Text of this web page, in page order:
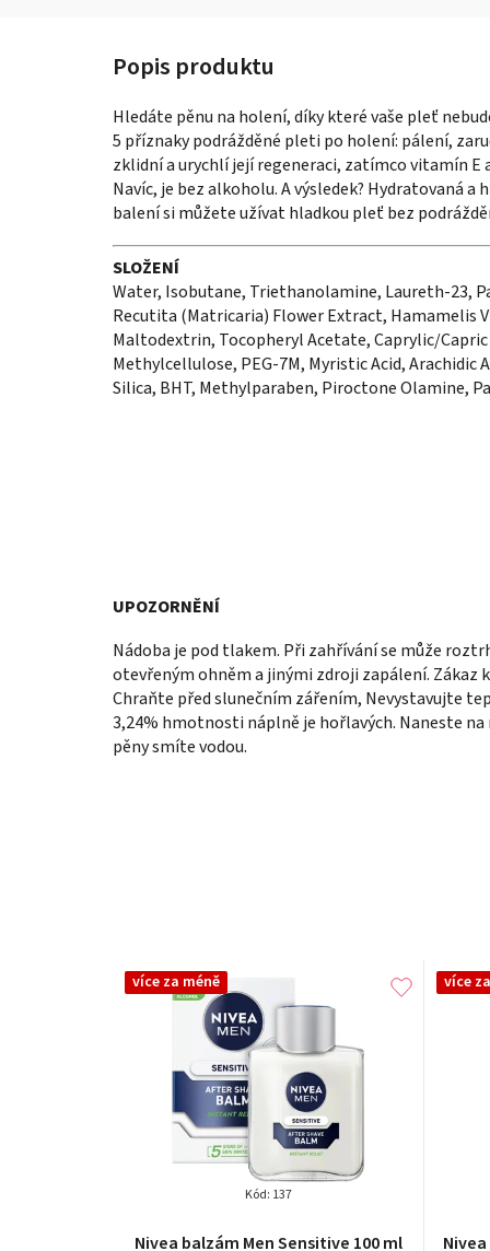
Hledáte pěnu na holení, díky které vaše pleť
5 příznaky podrážděné pleti po holení: pálení,
zklidní a urychlí její regeneraci, zatímco vitamín
Navíc, je bez alkoholu. A výsledek? Hydratovaná
balení si můžete užívat hladkou pleť bez
SLOŽENÍ
Water, Isobutane, Triethanolamine, Laureth-23,
Recutita (Matricaria) Flower Extract, Hamamelis
Maltodextrin, Tocopheryl Acetate, Caprylic/
Methylcellulose, PEG-7M, Myristic Acid, Arachidic
Silica, BHT, Methylparaben, Piroctone Olamine,
UPOZORNĚNÍ
Nádoba je pod tlakem. Při zahřívání se může
otevřeným ohněm a jinými zdroji zapálení.
Chraňte před slunečním zářením, Nevystavujte
3,24% hmotnosti náplně je hořlavých. Naneste
pěny smíte vodou.
více za méně
Nivea balzám Men Sensitive 100 ml
Kód: 137
více